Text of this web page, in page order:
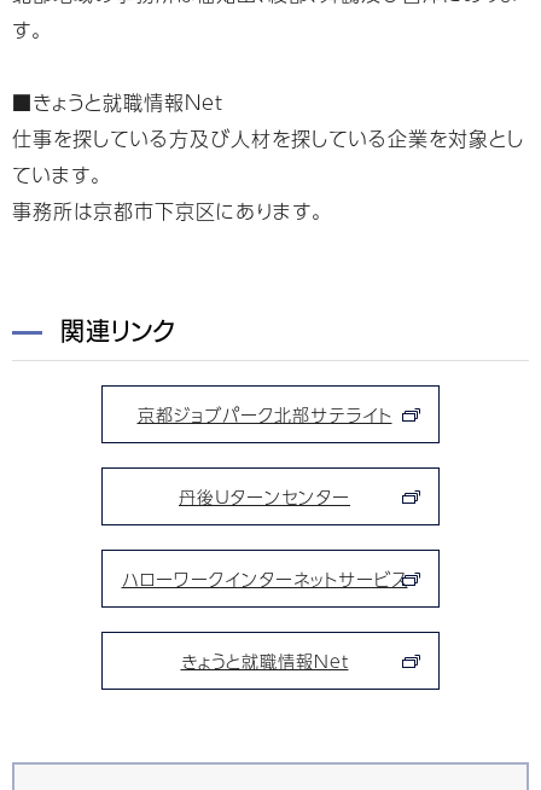
す。
■きょうと就職情報Net
仕事を探している方及び人材を探している企業を対象とし
ています。
事務所は京都市下京区にあります。
関連リンク
京都ジョブパーク北部サテライト
丹後Ｕターンセンター
ハローワークインターネットサービス
きょうと就職情報Net